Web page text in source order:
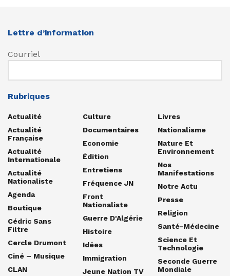
Lettre d’information
Courriel
Rubriques
Actualité
Actualité
Française
Actualité
Internationale
Actualité
Nationaliste
Agenda
Boutique
Cédric Sans
Filtre
Cercle Drumont
Ciné – Musique
CLAN
Culture
Documentaires
Economie
Édition
Entretiens
Fréquence JN
Front
Nationaliste
Guerre D'Algérie
Histoire
Idées
Immigration
Jeune Nation TV
Livres
Nationalisme
Nature Et
Environnement
Nos
Manifestations
Notre Actu
Presse
Religion
Santé-Médecine
Science Et
Technologie
Seconde Guerre
Mondiale